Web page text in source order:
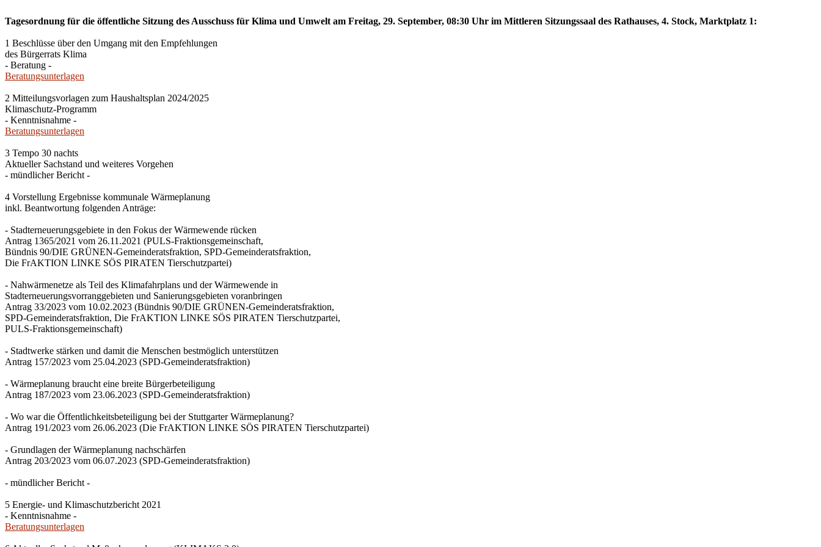
Tagesordnung für die öffentliche Sitzung des Ausschuss für Klima und Umwelt am Freitag, 29. September, 08:30 Uhr im Mittleren Sitzungssaal des Rathauses, 4. Stock, Marktplatz 1:
1 Beschlüsse über den Umgang mit den Empfehlungen
des Bürgerrats Klima
- Beratung -
Beratungsunterlagen
2 Mitteilungsvorlagen zum Haushaltsplan 2024/2025
Klimaschutz-Programm
- Kenntnisnahme -
Beratungsunterlagen
3 Tempo 30 nachts
Aktueller Sachstand und weiteres Vorgehen
- mündlicher Bericht -
4 Vorstellung Ergebnisse kommunale Wärmeplanung
inkl. Beantwortung folgenden Anträge:
- Stadterneuerungsgebiete in den Fokus der Wärmewende rücken
Antrag 1365/2021 vom 26.11.2021 (PULS-Fraktionsgemeinschaft,
Bündnis 90/DIE GRÜNEN-Gemeinderatsfraktion, SPD-Gemeinderatsfraktion,
Die FrAKTION LINKE SÖS PIRATEN Tierschutzpartei)
- Nahwärmenetze als Teil des Klimafahrplans und der Wärmewende in
Stadterneuerungsvorranggebieten und Sanierungsgebieten voranbringen
Antrag 33/2023 vom 10.02.2023 (Bündnis 90/DIE GRÜNEN-Gemeinderatsfraktion,
SPD-Gemeinderatsfraktion, Die FrAKTION LINKE SÖS PIRATEN Tierschutzpartei,
PULS-Fraktionsgemeinschaft)
- Stadtwerke stärken und damit die Menschen bestmöglich unterstützen
Antrag 157/2023 vom 25.04.2023 (SPD-Gemeinderatsfraktion)
- Wärmeplanung braucht eine breite Bürgerbeteiligung
Antrag 187/2023 vom 23.06.2023 (SPD-Gemeinderatsfraktion)
- Wo war die Öffentlichkeitsbeteiligung bei der Stuttgarter Wärmeplanung?
Antrag 191/2023 vom 26.06.2023 (Die FrAKTION LINKE SÖS PIRATEN Tierschutzpartei)
- Grundlagen der Wärmeplanung nachschärfen
Antrag 203/2023 vom 06.07.2023 (SPD-Gemeinderatsfraktion)
- mündlicher Bericht -
5 Energie- und Klimaschutzbericht 2021
- Kenntnisnahme -
Beratungsunterlagen